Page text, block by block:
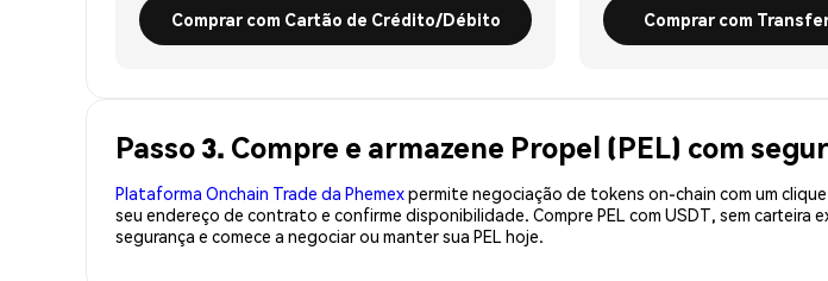
Comprar com Cartão de Crédito/Débito Comprar com
Passo 3. Compre e armazene Propel (PEL) com
Plataforma Onchain Trade da Phemexpermite negociação de tokens on-chain com um
seu endereço de contrato e confirme disponibilidade. Compre PEL com USDT, sem carteira
segurança e comece a negociar ou manter sua PEL hoje.